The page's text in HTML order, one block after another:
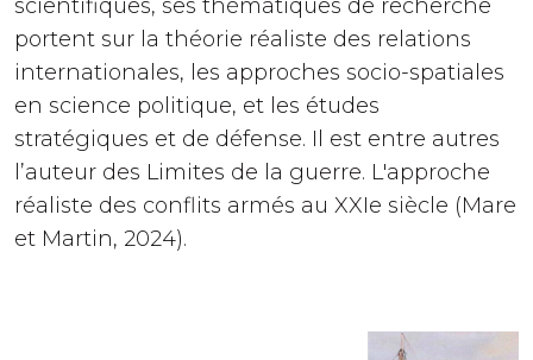
scientifiques, ses thématiques de recherche
portent sur la théorie réaliste des relations
internationales, les approches socio-spatiales
en science politique, et les études
stratégiques et de défense. Il est entre autres
l’auteur des Limites de la guerre. L'approche
réaliste des conflits armés au XXIe siècle (Mare
et Martin, 2024).